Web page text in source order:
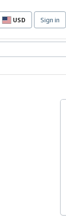
USD
Site
preferences
Sign in